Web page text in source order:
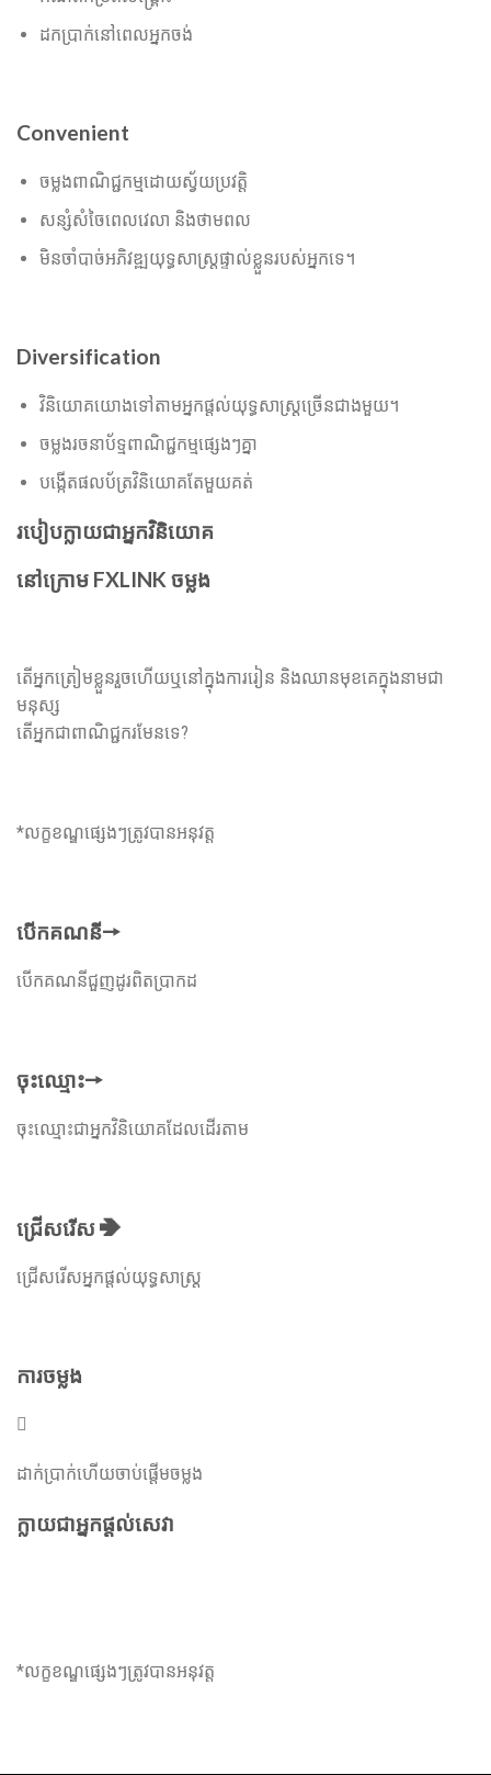
ដកប្រាក់នៅពេលអ្នកចង់
Convenient
ចម្លងពាណិជ្ជកម្មដោយស្វ័យប្រវត្តិ
សន្សំសំចៃពេលវេលា និងថាមពល
មិនចាំបាច់អភិវឌ្ឍយុទ្ធសាស្ត្រផ្ទាល់ខ្លួនរបស់អ្នកទេ។
Diversification
វិនិយោគយោងទៅតាមអ្នកផ្តល់យុទ្ធសាស្រ្តច្រើនជាងមួយ។
ចម្លងរចនាប័ទ្មពាណិជ្ជកម្មផ្សេងៗគ្នា
បង្កើតផលប័ត្រវិនិយោគតែមួយគត់
របៀបក្លាយជាអ្នកវិនិយោគ
នៅក្រោម FXLINK ចម្លង
តើ​អ្នក​ត្រៀម​ខ្លួន​រួច​ហើយ​ឬ​នៅ​ក្នុង​ការ​រៀន និង​ឈាន​មុខ​គេ​ក្នុង​នាម​ជា​
មនុស្ស
តើអ្នកជាពាណិជ្ជករមែនទេ?
*លក្ខខណ្ឌផ្សេងៗត្រូវបានអនុវត្ត
បើកគណនី🠖
បើកគណនីជួញដូរពិតប្រាកដ
ចុះឈ្មោះ🠖
ចុះឈ្មោះជាអ្នកវិនិយោគដែលដើរតាម
ជ្រើសរើស ➔
ជ្រើសរើសអ្នកផ្តល់យុទ្ធសាស្ត្រ
ការចម្លង
ដាក់ប្រាក់ហើយចាប់ផ្តើមចម្លង
ក្លាយជាអ្នកផ្តល់សេវា
*លក្ខខណ្ឌផ្សេងៗត្រូវបានអនុវត្ត